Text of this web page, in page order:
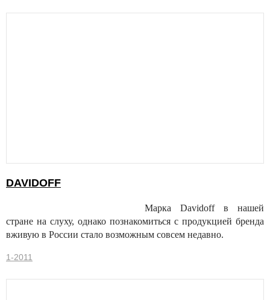
DAVIDOFF
Марка Davidoff в нашей
стране на слуху, однако познакомиться с продукцией бренда
вживую в России стало возможным совсем недавно.
1-2011